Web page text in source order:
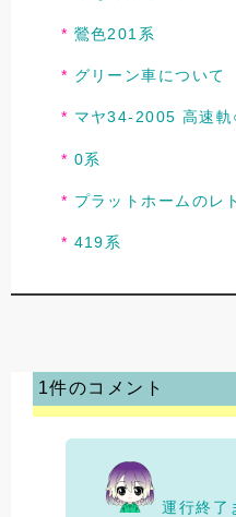
鶯色201系
グリーン車について
マヤ34-2005 高速軌
0系
プラットホームのレ
419系
1件のコメント
運行終了